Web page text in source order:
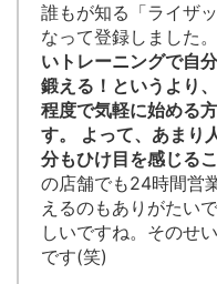
誰もが知る「ライザ
なって登録しました。
いトレーニングで自
鍛える！というより
程度で気軽に始める
す。 よって、あまり
分もひけ目を感じる
の店舗でも24時間営
えるのもありがたい
しいですね。そのせ
です(笑)